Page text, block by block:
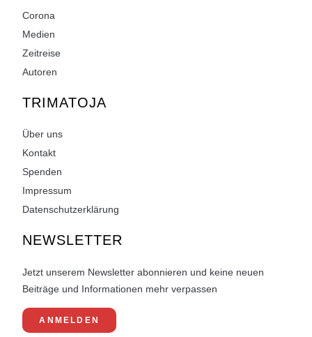
Corona
Medien
Zeitreise
Autoren
TRIMATOJA
Über uns
Kontakt
Spenden
Impressum
Datenschutzerklärung
NEWSLETTER
Jetzt unserem Newsletter abonnieren und keine neuen
Beiträge und Informationen mehr verpassen
ANMELDEN